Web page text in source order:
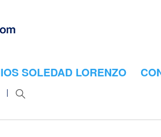
SOLEDAD LORENZO